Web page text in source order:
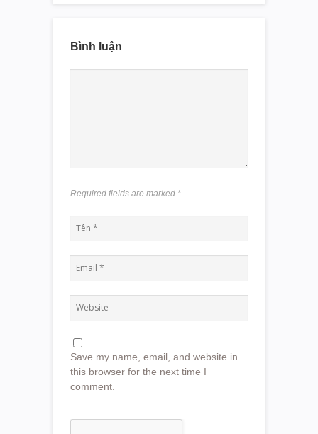
Bình luận
Required fields are marked *
Save my name, email, and website in
this browser for the next time I
comment.